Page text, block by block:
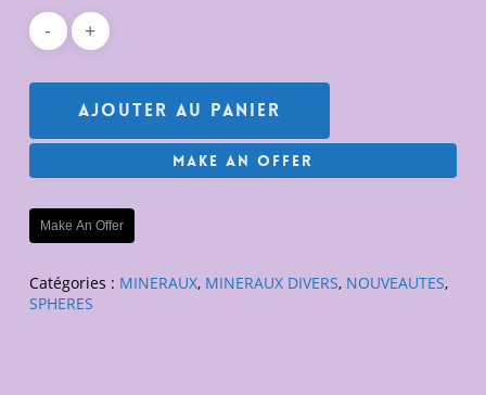
Ajouter Au Panier
Make An Offer
Make An Offer
Catégories : MINERAUX, MINERAUX DIVERS, NOUVEAUTES,
SPHERES